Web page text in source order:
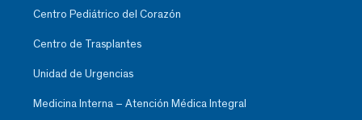
Centro Pediátrico del Corazón
Centro de Trasplantes
Unidad de Urgencias
Medicina Interna – Atención Médica Integral